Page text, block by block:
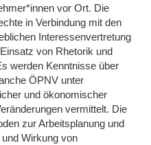
vor Ort. Die
in Verbindung mit den
Interessenvertretung
von Rhetorik und
werden Kenntnisse über
ÖPNV unter
und ökonomischer
vermittelt. Die
zur Arbeitsplanung und
Wirkung von